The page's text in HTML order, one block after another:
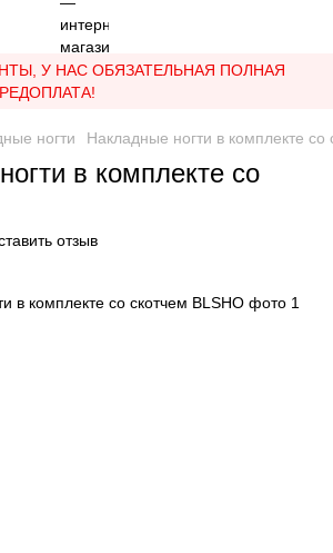
У НАС ОБЯЗАТЕЛЬНАЯ ПОЛНАЯ
ногти Накладные ногти в комплекте со
в комплекте со
отзыв